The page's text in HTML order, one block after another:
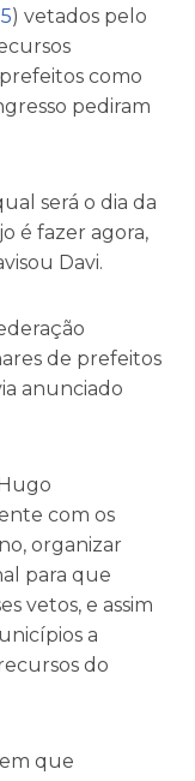
) vetados pelo
como
pediram
será o dia da
é fazer agora,
Davi.
de prefeitos
anunciado
com os
organizar
para que
vetos, e assim
a
do
que